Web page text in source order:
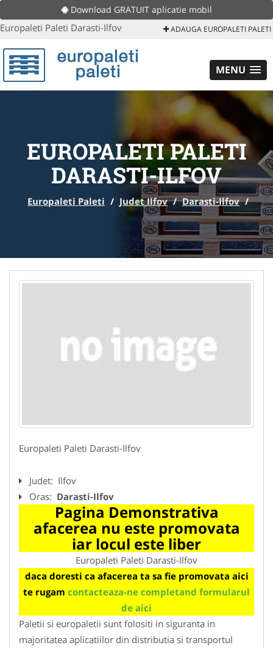
Download GRATUIT aplicatie mobil
Europaleti Paleti Darasti-Ilfov ADAUGA EUROPALETI PALETI
MENU
EUROPALETI PALETI
DARASTI-ILFOV
Europaleti Paleti / Judet Ilfov / Darasti-Ilfov /
Europaleti Paleti Darasti-Ilfov
Judet: Ilfov
Oras: Darasti-Ilfov
Pagina Demonstrativa
afacerea nu este promovata
iar locul este liber
Europaleti Paleti Darasti-Ilfov
daca doresti ca afacerea ta sa fie promovata aici
te rugam contacteaza-ne completand formularul
de aici
Paletii si europaletii sunt folositi in siguranta in
majoritatea aplicatiilor din distributia si transportul